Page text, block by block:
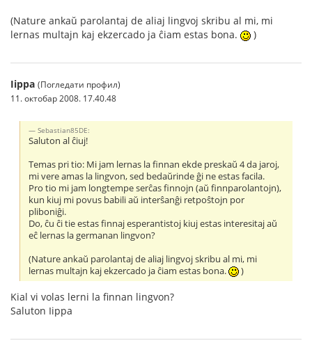
(Nature ankaŭ parolantaj de aliaj lingvoj skribu al mi, mi
lernas multajn kaj ekzercado ja ĉiam estas bona.
)
Iippa (Погледати профил)
11. октобар 2008. 17.40.48
Sebastian85DE:
Saluton al ĉiuj!
Temas pri tio: Mi jam lernas la finnan ekde preskaŭ 4 da jaroj,
mi vere amas la lingvon, sed bedaŭrinde ĝi ne estas facila.
Pro tio mi jam longtempe serĉas finnojn (aŭ finnparolantojn),
kun kiuj mi povus babili aŭ interŝanĝi retpoŝtojn por
pliboniĝi.
Do, ĉu ĉi tie estas finnaj esperantistoj kiuj estas interesitaj aŭ
eĉ lernas la germanan lingvon?
(Nature ankaŭ parolantaj de aliaj lingvoj skribu al mi, mi
lernas multajn kaj ekzercado ja ĉiam estas bona.
)
Kial vi volas lerni la finnan lingvon?
Saluton Iippa